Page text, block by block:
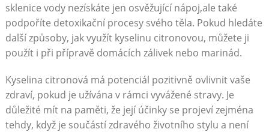
sklenice vody nezískáte jen⁤ osvěžující​ nápoj,ale také
podpoříte detoxikační procesy svého těla. Pokud hledáte​
další ⁢způsoby,⁣ jak využít ‌kyselinu citronovou, ⁣můžete ji
použít i při přípravě domácích zálivek nebo ‍marinád.
Kyselina citronová má potenciál⁢ pozitivně ovlivnit vaše
zdraví, pokud je užívána v rámci⁤ vyvážené stravy. Je
důležité mít na⁣ paměti, že⁣ její účinky se projeví zejména⁤
tehdy, když je součástí zdravého životního‍ stylu ‌a není